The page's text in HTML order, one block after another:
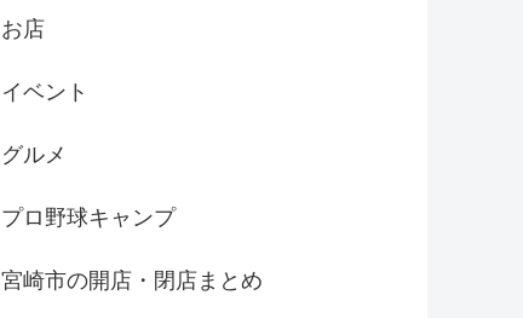
お店
イベント
グルメ
プロ野球キャンプ
宮崎市の開店・閉店まとめ